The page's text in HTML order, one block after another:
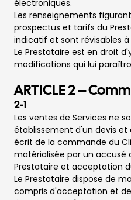
électroniques.
Les renseignements
prospectus et tarifs du
indicatif et sont révisables
Le Prestataire est en droit
modifications qui lui
ARTICLE 2 –
2-1
Les ventes de Services ne
établissement d'un devis
écrit de la commande du
matérialisée par un
Prestataire et acceptation
Le Prestataire dispose de
compris d'acceptation et